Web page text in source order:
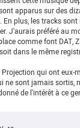
apparus sur des
plus, les tracks sont
J'aurais préféré au
comme font DAT,
dans le même
qui ont eux-
ne sont jamais sortis,
de l'intérêt à ce